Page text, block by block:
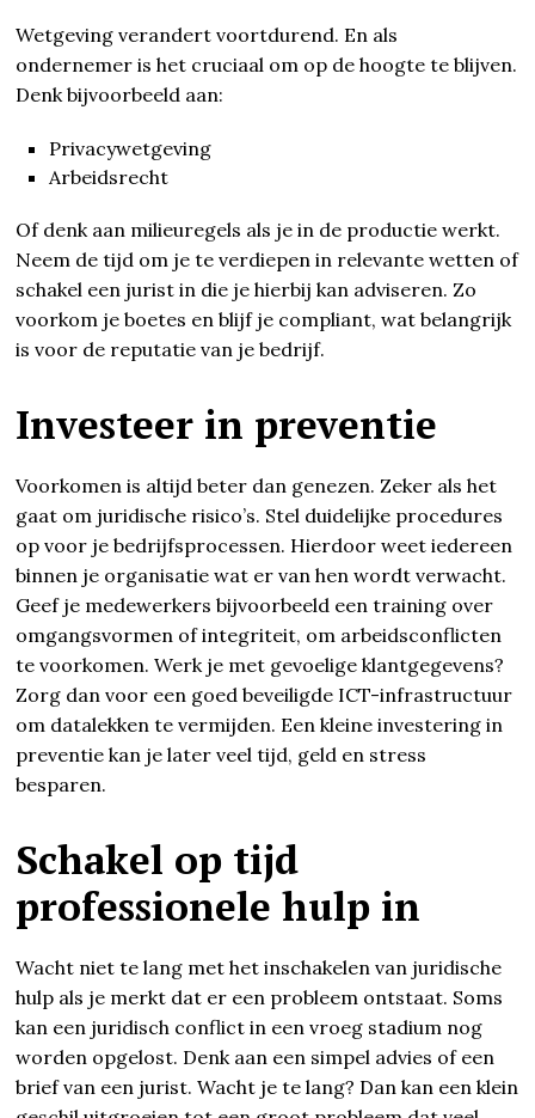
Wetgeving verandert voortdurend. En als
ondernemer is het cruciaal om op de hoogte te blijven.
Denk bijvoorbeeld aan:
Privacywetgeving
Arbeidsrecht
Of denk aan milieuregels als je in de productie werkt.
Neem de tijd om je te verdiepen in relevante wetten of
schakel een jurist in die je hierbij kan adviseren. Zo
voorkom je boetes en blijf je compliant, wat belangrijk
is voor de reputatie van je bedrijf.
Investeer in preventie
Voorkomen is altijd beter dan genezen. Zeker als het
gaat om juridische risico’s. Stel duidelijke procedures
op voor je bedrijfsprocessen. Hierdoor weet iedereen
binnen je organisatie wat er van hen wordt verwacht.
Geef je medewerkers bijvoorbeeld een training over
omgangsvormen of integriteit, om arbeidsconflicten
te voorkomen. Werk je met gevoelige klantgegevens?
Zorg dan voor een goed beveiligde ICT-infrastructuur
om datalekken te vermijden. Een kleine investering in
preventie kan je later veel tijd, geld en stress
besparen.
Schakel op tijd
professionele hulp in
Wacht niet te lang met het inschakelen van juridische
hulp als je merkt dat er een probleem ontstaat. Soms
kan een juridisch conflict in een vroeg stadium nog
worden opgelost. Denk aan een simpel advies of een
brief van een jurist. Wacht je te lang? Dan kan een klein